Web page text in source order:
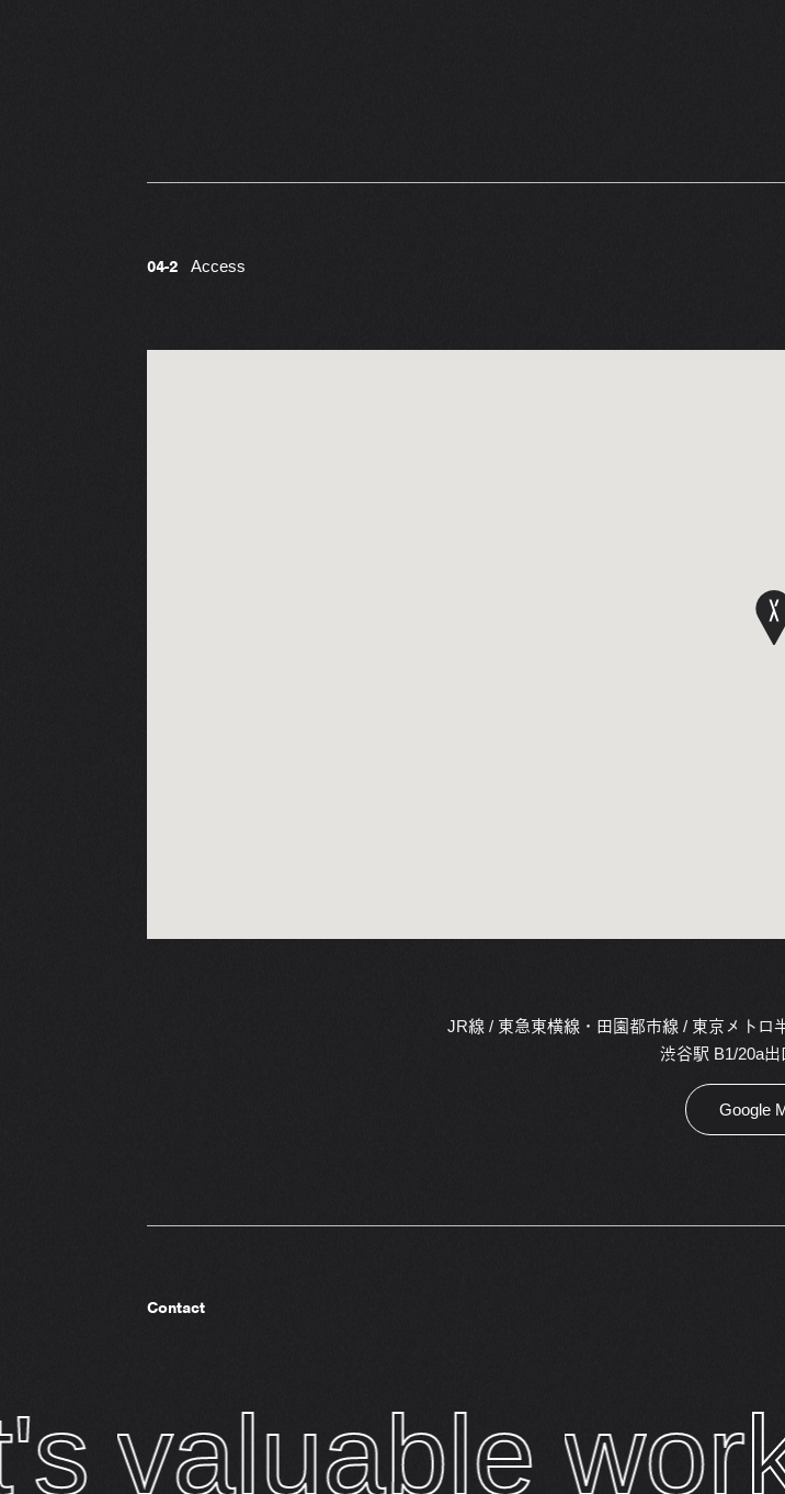
Access
JR線 / 東急東横線・田園都市線 / 東京メトロ
渋谷駅 B1/20a
Google
Contact
al uable wo rk to